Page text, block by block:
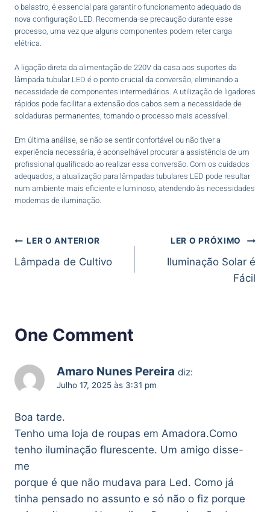
o balastro, é essencial para garantir o funcionamento adequado da
nova configuração LED. Recomenda-se precaução durante esse
processo, uma vez que alguns componentes podem reter carga
elétrica.
A ligação direta da alimentação de 220V da casa aos suportes da
lâmpada tubular LED é o ponto crucial da conversão, eliminando a
necessidade de componentes intermediários. A utilização de ligadores
rápidos pode facilitar a extensão dos cabos sem a necessidade de
soldaduras permanentes, tornando o processo mais acessível.
Em última análise, se não se sentir confortável ou não tiver a
experiência necessária, é aconselhável procurar a assistência de um
profissional qualificado ao realizar essa conversão. Com os cuidados
adequados, a atualização para lâmpadas tubulares LED pode resultar
num ambiente mais eficiente e luminoso, atendendo às necessidades
modernas de iluminação.
LER O ANTERIOR
Lâmpada de Cultivo
LER O PRÓXIMO
Iluminação Solar é
Fácil
One Comment
Amaro Nunes Pereira diz:
Julho 17, 2025 às 3:31 pm
Boa tarde.
Tenho uma loja de roupas em Amadora.Como
tenho iluminação flurescente. Um amigo disse-
me
porque é que não mudava para Led. Como já
tinha pensado no assunto e só não o fiz porque